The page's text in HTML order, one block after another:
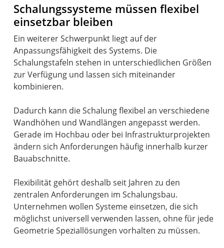
Schalungssysteme müssen flexibel
einsetzbar bleiben
Ein weiterer Schwerpunkt liegt auf der
Anpassungsfähigkeit des Systems. Die
Schalungstafeln stehen in unterschiedlichen Größen
zur Verfügung und lassen sich miteinander
kombinieren.
Dadurch kann die Schalung flexibel an verschiedene
Wandhöhen und Wandlängen angepasst werden.
Gerade im Hochbau oder bei Infrastrukturprojekten
ändern sich Anforderungen häufig innerhalb kurzer
Bauabschnitte.
Flexibilität gehört deshalb seit Jahren zu den
zentralen Anforderungen im Schalungsbau.
Unternehmen wollen Systeme einsetzen, die sich
möglichst universell verwenden lassen, ohne für jede
Geometrie Speziallösungen vorhalten zu müssen.